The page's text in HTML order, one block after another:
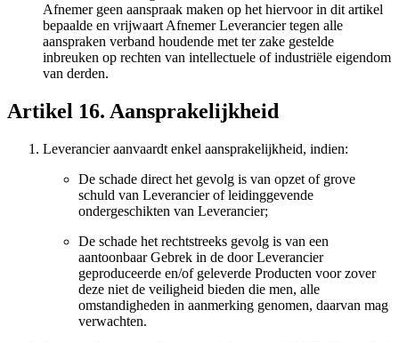
Afnemer geen aanspraak maken op het hiervoor in dit artikel
bepaalde en vrijwaart Afnemer Leverancier tegen alle
aanspraken verband houdende met ter zake gestelde
inbreuken op rechten van intellectuele of industriële eigendom
van derden.
Artikel 16. Aansprakelijkheid
Leverancier aanvaardt enkel aansprakelijkheid, indien:
De schade direct het gevolg is van opzet of grove
schuld van Leverancier of leidinggevende
ondergeschikten van Leverancier;
De schade het rechtstreeks gevolg is van een
aantoonbaar Gebrek in de door Leverancier
geproduceerde en/of geleverde Producten voor zover
deze niet de veiligheid bieden die men, alle
omstandigheden in aanmerking genomen, daarvan mag
verwachten.